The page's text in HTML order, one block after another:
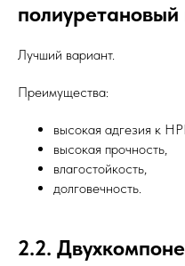
полиуретановый
Лучший вариант.
Преимущества:
высокая адгезия к
высокая прочность,
влагостойкость,
долговечность.
2.2.